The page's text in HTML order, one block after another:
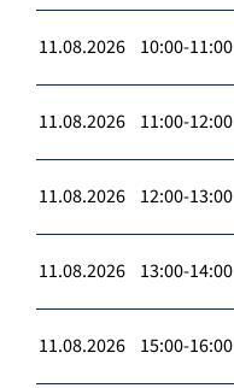
11.08.2026 10:00-11:00
11.08.2026 11:00-12:00
11.08.2026 12:00-13:00
11.08.2026 13:00-14:00
11.08.2026 15:00-16:00